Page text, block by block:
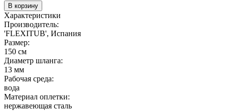
В корзину
Характеристики
Производитель:
'FLEXITUB', Испания
Размер:
150 см
Диаметр шланга:
13 мм
Рабочая среда:
вода
Материал оплетки:
нержавеющая сталь